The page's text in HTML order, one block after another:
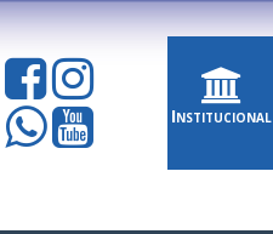
Institucional